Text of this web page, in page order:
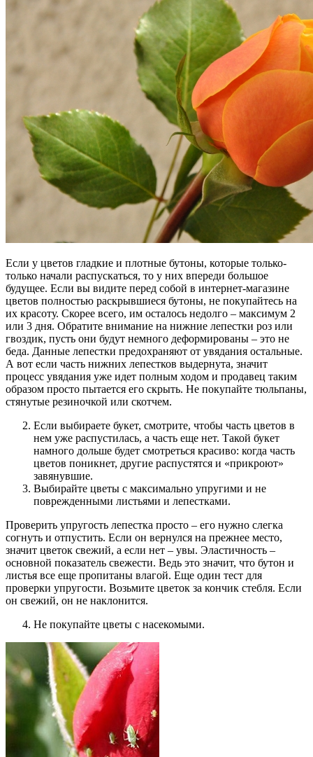
Если у цветов гладкие и плотные бутоны, которые только-
только начали распускаться, то у них впереди большое
будущее. Если вы видите перед собой в интернет-магазине
цветов полностью раскрывшиеся бутоны, не покупайтесь на
их красоту. Скорее всего, им осталось недолго – максимум 2
или 3 дня. Обратите внимание на нижние лепестки роз или
гвоздик, пусть они будут немного деформированы – это не
беда. Данные лепестки предохраняют от увядания остальные.
А вот если часть нижних лепестков выдернута, значит
процесс увядания уже идет полным ходом и продавец таким
образом просто пытается его скрыть. Не покупайте тюльпаны,
стянутые резиночкой или скотчем.
Если выбираете букет, смотрите, чтобы часть цветов в
нем уже распустилась, а часть еще нет. Такой букет
намного дольше будет смотреться красиво: когда часть
цветов поникнет, другие распустятся и «прикроют»
завянувшие.
Выбирайте цветы с максимально упругими и не
поврежденными листьями и лепестками.
Проверить упругость лепестка просто – его нужно слегка
согнуть и отпустить. Если он вернулся на прежнее место,
значит цветок свежий, а если нет – увы. Эластичность –
основной показатель свежести. Ведь это значит, что бутон и
листья все еще пропитаны влагой. Еще один тест для
проверки упругости. Возьмите цветок за кончик стебля. Если
он свежий, он не наклонится.
Не покупайте цветы с насекомыми.